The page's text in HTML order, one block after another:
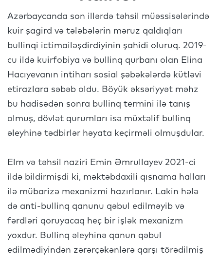
Azərbaycanda son illərdə təhsil müəssisələrində
kuir şagird və tələbələrin məruz qaldıqları
bullinqi ictimailəşdirdiyinin şahidi oluruq. 2019-
cu ildə kuirfobiya və bullinq qurbanı olan Elina
Hacıyevanın intiharı sosial şəbəkələrdə kütləvi
etirazlara səbəb oldu. Böyük əksəriyyət məhz
bu hadisədən sonra bullinq termini ilə tanış
olmuş, dövlət qurumları isə müxtəlif bullinq
əleyhinə tədbirlər həyata keçirməli olmuşdular.
Elm və təhsil naziri Emin Əmrullayev 2021-ci
ildə bildirmişdi ki, məktəbdaxili qısnama halları
ilə mübarizə mexanizmi hazırlanır. Lakin hələ
də anti-bullinq qanunu qəbul edilməyib və
fərdləri qoruyacaq heç bir işlək mexanizm
yoxdur. Bullinq əleyhinə qanun qəbul
edilmədiyindən zərərçəkənlərə qarşı törədilmiş